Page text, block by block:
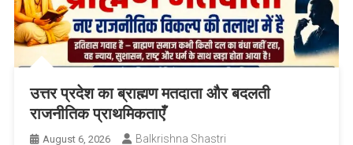
उत्तर प्रदेश का ब्राह्मण मतदाता और बदलती
राजनीतिक प्राथमिकताएँ
August 6, 2026 Balkrishna Shastri